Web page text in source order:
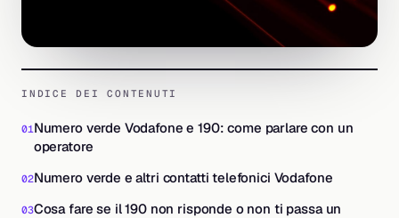
INDICE DEI CONTENUTI
Numero verde Vodafone e 190: come parlare con un
operatore
Numero verde e altri contatti telefonici Vodafone
Cosa fare se il 190 non risponde o non ti passa un